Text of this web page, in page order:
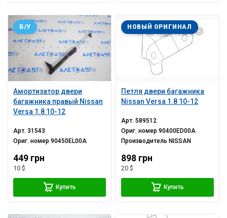
Амортизатор двери
багажника правый Nissan
Versa 1.8 10-12
Б/У
Арт.31543
Ориг. номер90450EL00A
449 грн
10 $
Купить
Петля двери багажника
Nissan Versa 1.8 10-12
НОВЫЙ ОРИГИНАЛ
Арт.589512
Ориг. номер90400ED00A
Производитель NISSAN
898 грн
20 $
Купить